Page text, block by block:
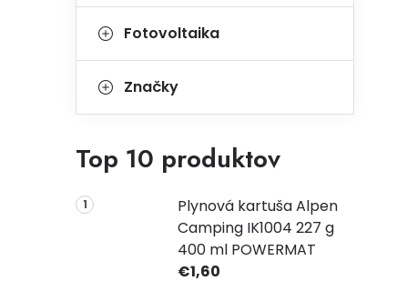
Fotovoltaika
Značky
Top 10 produktov
Plynová kartuša Alpen
Camping IK1004 227 g
400 ml POWERMAT
€1,60